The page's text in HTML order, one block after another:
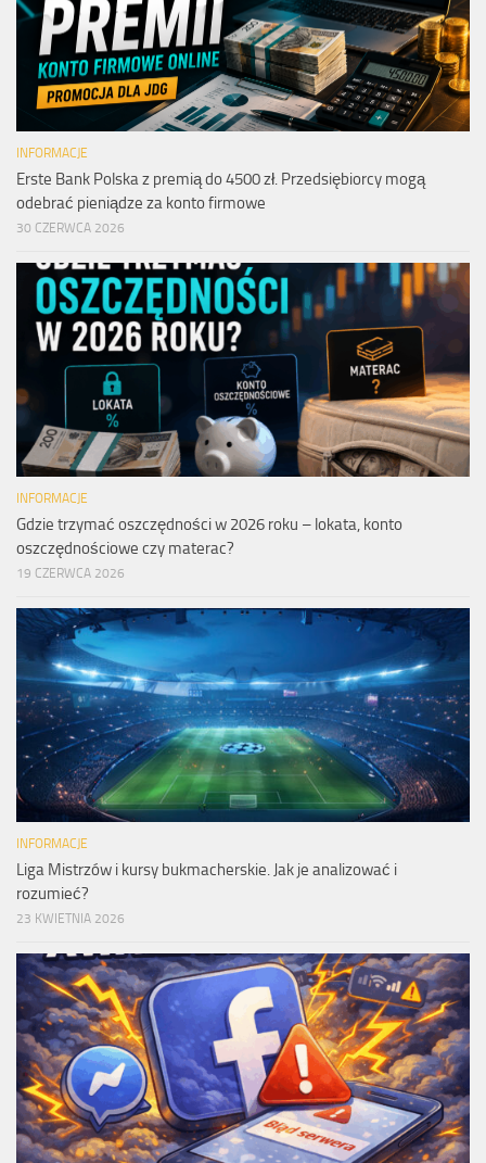
INFORMACJE
Erste Bank Polska z premią do 4500 zł. Przedsiębiorcy mogą
odebrać pieniądze za konto firmowe
30 CZERWCA 2026
INFORMACJE
Gdzie trzymać oszczędności w 2026 roku – lokata, konto
oszczędnościowe czy materac?
19 CZERWCA 2026
INFORMACJE
Liga Mistrzów i kursy bukmacherskie. Jak je analizować i
rozumieć?
23 KWIETNIA 2026